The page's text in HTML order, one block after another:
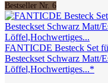
Bestseller Nr. 6
FANTICDE Besteck Set
Besteckset Schwarz Matt/
Löffel,Hochwertiges...*